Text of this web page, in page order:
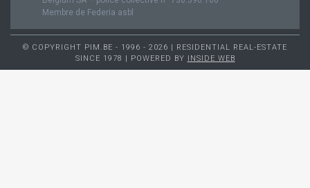
Membre de Federia asbl
© COPYRIGHT PIM.BE - 1996 - 2026 | RESIDENTIAL REAL-ESTATE
SINCE 1978 | POWERED BY
INSIDE WEB